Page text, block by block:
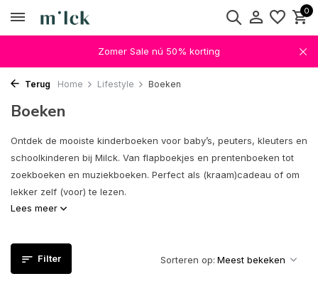
0
Zomer Sale nú 50% korting
Terug Home Lifestyle Boeken
Boeken
Ontdek de mooiste kinderboeken voor baby’s, peuters, kleuters en
schoolkinderen bij Milck. Van flapboekjes en prentenboeken tot
zoekboeken en muziekboeken. Perfect als (kraam)cadeau of om
lekker zelf (voor) te lezen.
Lees meer
Filter Sorteren op: